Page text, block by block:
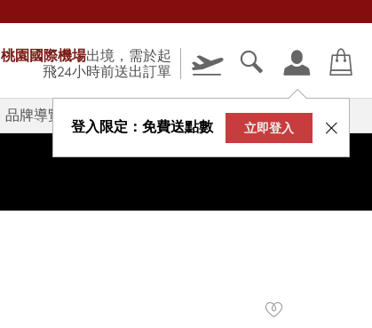
桃園國際機場出境，需於起
飛24小時前送出訂單
登入限定：免費送點數 立即登入
品牌導覽 V-STORY